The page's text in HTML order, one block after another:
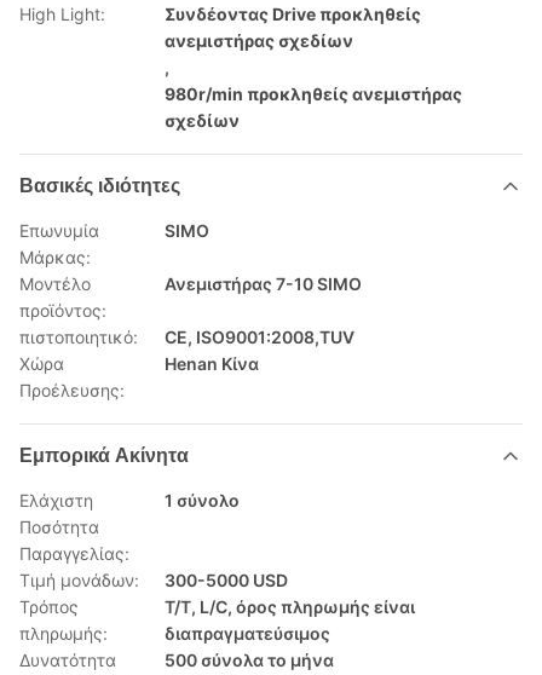
High Light:
Συνδέοντας Drive προκληθείς
ανεμιστήρας σχεδίων
,
980r/min προκληθείς ανεμιστήρας
σχεδίων
Βασικές ιδιότητες
Επωνυμία
Μάρκας:
SIMO
Μοντέλο
προϊόντος:
Ανεμιστήρας 7-10 SIMO
πιστοποιητικό:
CE, ISO9001:2008,TUV
Χώρα
Προέλευσης:
Henan Κίνα
Εμπορικά Ακίνητα
Ελάχιστη
Ποσότητα
Παραγγελίας:
1 σύνολο
Τιμή μονάδων:
300-5000 USD
Τρόπος
πληρωμής:
T/T, L/C, όρος πληρωμής είναι
διαπραγματεύσιμος
Δυνατότητα
500 σύνολα το μήνα